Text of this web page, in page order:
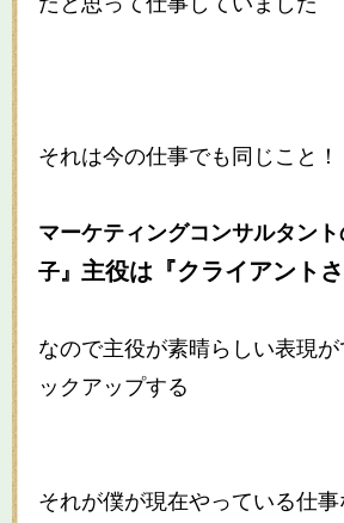
それは今の仕事でも同じこと！
マーケティングコンサルタン
子』主役は『クライアントさ
なので主役が素晴らしい表現
ックアップする
それが僕が現在やっている仕